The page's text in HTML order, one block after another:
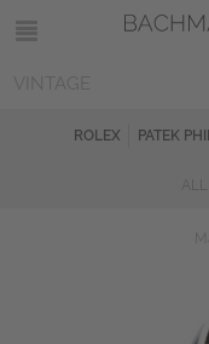
ROLEX PATEK